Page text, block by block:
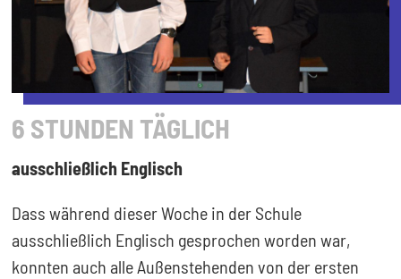
6 STUNDEN TÄGLICH
ausschließlich Englisch
Dass während dieser Woche in der Schule
ausschließlich Englisch gesprochen worden war,
konnten auch alle Außenstehenden von der ersten